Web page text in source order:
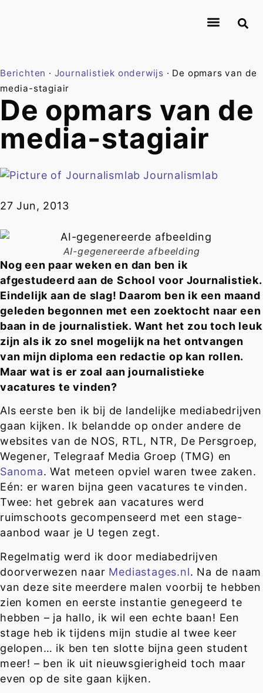
Berichten · Journalistiek onderwijs · De opmars van de
media-stagiair
De opmars van de
media-stagiair
Journalismlab
27 Jun, 2013
AI-gegenereerde afbeelding
Nog een paar weken en dan ben ik
afgestudeerd aan de School voor Journalistiek.
Eindelijk aan de slag! Daarom ben ik een maand
geleden begonnen met een zoektocht naar een
baan in de journalistiek. Want het zou toch leuk
zijn als ik zo snel mogelijk na het ontvangen
van mijn diploma een redactie op kan rollen.
Maar wat is er zoal aan journalistieke
vacatures te vinden?
Als eerste ben ik bij de landelijke mediabedrijven
gaan kijken. Ik belandde op onder andere de
websites van de NOS, RTL, NTR, De Persgroep,
Wegener, Telegraaf Media Groep (TMG) en
Sanoma. Wat meteen opviel waren twee zaken.
Eén: er waren bijna geen vacatures te vinden.
Twee: het gebrek aan vacatures werd
ruimschoots gecompenseerd met een stage-
aanbod waar je U tegen zegt.
Regelmatig werd ik door mediabedrijven
doorverwezen naar Mediastages.nl. Na de naam
van deze site meerdere malen voorbij te hebben
zien komen en eerste instantie genegeerd te
hebben – ja hallo, ik wil een echte baan! Een
stage heb ik tijdens mijn studie al twee keer
gelopen… ik ben ten slotte bijna geen student
meer! – ben ik uit nieuwsgierigheid toch maar
even op de site gaan kijken.